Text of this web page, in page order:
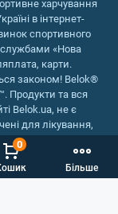
0
Більше
харчування
в інтернет-
спортивного
службами «Нова
карти.
законом! Belok®
Продукти та вся
Belok.ua, не є
для лікування,
спортивного